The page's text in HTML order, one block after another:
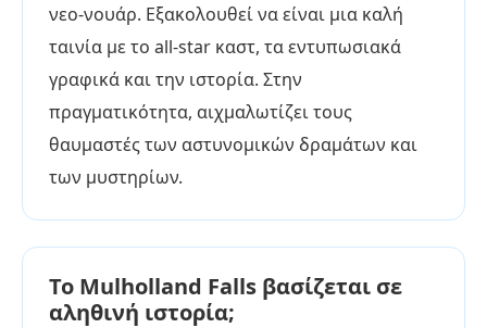
νεο-νουάρ. Εξακολουθεί να είναι μια καλή
ταινία με το all-star καστ, τα εντυπωσιακά
γραφικά και την ιστορία. Στην
πραγματικότητα, αιχμαλωτίζει τους
θαυμαστές των αστυνομικών δραμάτων και
των μυστηρίων.
Το Mulholland Falls βασίζεται σε
αληθινή ιστορία;